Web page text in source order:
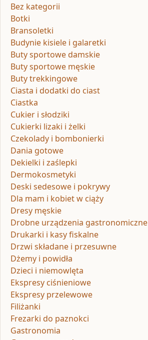
Bez kategorii
Botki
Bransoletki
Budynie kisiele i galaretki
Buty sportowe damskie
Buty sportowe męskie
Buty trekkingowe
Ciasta i dodatki do ciast
Ciastka
Cukier i słodziki
Cukierki lizaki i żelki
Czekolady i bombonierki
Dania gotowe
Dekielki i zaślepki
Dermokosmetyki
Deski sedesowe i pokrywy
Dla mam i kobiet w ciąży
Dresy męskie
Drobne urządzenia gastronomiczne
Drukarki i kasy fiskalne
Drzwi składane i przesuwne
Dżemy i powidła
Dzieci i niemowlęta
Ekspresy ciśnieniowe
Ekspresy przelewowe
Filiżanki
Frezarki do paznokci
Gastronomia